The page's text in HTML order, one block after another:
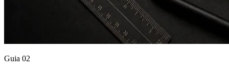
Guia 02